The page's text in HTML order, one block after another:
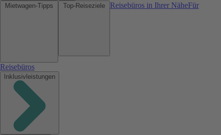
Reisebüros in Ihrer NäheFür
Reisebüros
Inklusivleistungen